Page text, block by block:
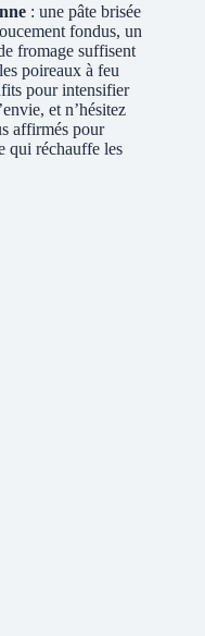
: une pâte brisée
fondus, un
fromage suffisent
poireaux à feu
pour intensifier
et n’hésitez
affirmés pour
qui réchauffe les